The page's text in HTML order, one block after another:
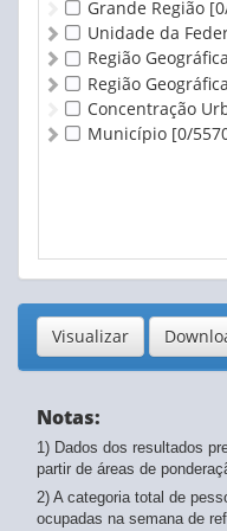
Grande Região
Unidade da
Região
Região
Concentração
Município [0/
Visualizar
Notas:
1) Dados dos resultados
partir de áreas de
2) A categoria total de
ocupadas na semana de